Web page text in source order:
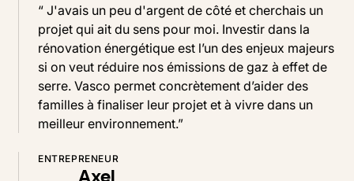
“ J'avais un peu d'argent de côté et cherchais un
projet qui ait du sens pour moi. Investir dans la
rénovation énergétique est l’un des enjeux majeurs
si on veut réduire nos émissions de gaz à effet de
serre. Vasco permet concrètement d’aider des
familles à finaliser leur projet et à vivre dans un
meilleur environnement.”
ENTREPRENEUR